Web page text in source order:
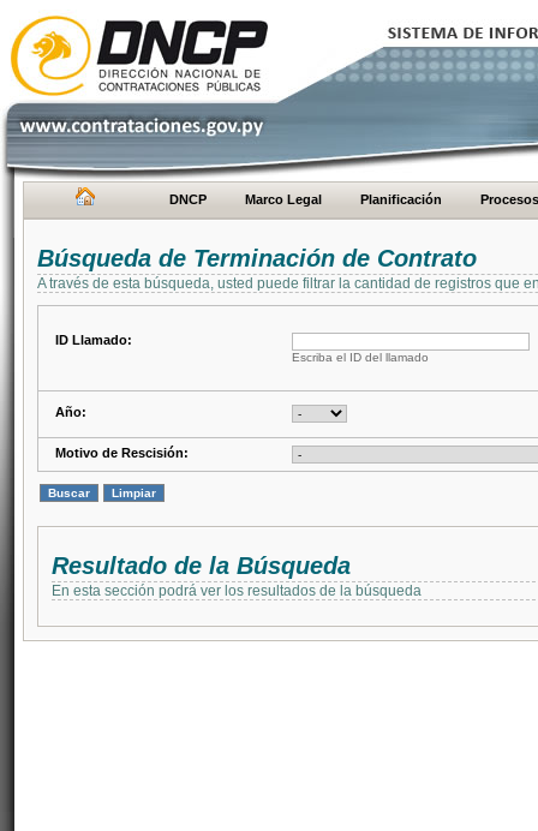
DNCP Marco Legal Planificación Procesos
Búsqueda de Terminación de Contrato
A través de esta búsqueda, usted puede filtrar la cantidad de registros que
ID Llamado:
Escriba el ID del llamado
Año:
Motivo de Rescisión:
Resultado de la Búsqueda
En esta sección podrá ver los resultados de la búsqueda